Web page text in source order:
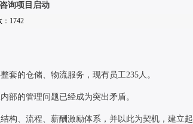
询项目启动
：1742
套的仓储、物流服务，现有员工235人。
部的管理问题已经成为突出矛盾。
构、流程、薪酬激励体系，并以此为契机，建立起